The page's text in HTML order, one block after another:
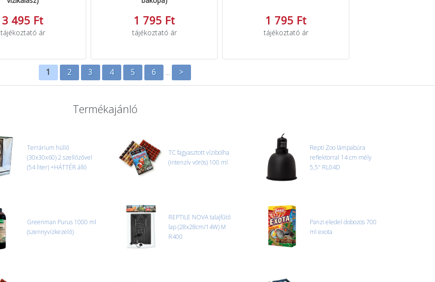
3 495 Ft
tájékoztató ár
1 795 Ft
tájékoztató ár
1 795 Ft
tájékoztató ár
1 2 3 4 5 6 ... >
Termékajánló
Terrárium hüllő
(30x30x60) 2 szellőzővel
(54 liter) +HÁTTÉR álló
TC fagyasztott vízibolha
(intenzív vörös) 100 ml
Repti Zoo lámpabúra
reflektorral 14 cm mély
5,5" RL04D
Greenman Purus 1000 ml
(szennyvízkezelő)
REPTILE NOVA talajfűtő
lap (28x28cm/14W) M
R400
Panzi eledel dobozos 700
ml exota